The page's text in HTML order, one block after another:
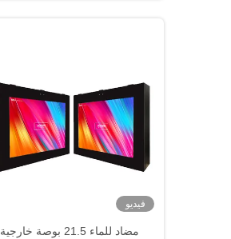
فيديو
مضاد للماء 21.5 بوصة خارجية